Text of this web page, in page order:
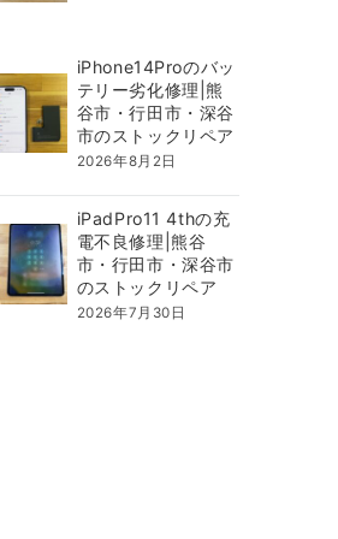
iPhone14Proのバッ
テリー劣化修理|熊
谷市・行田市・深谷
市のストックリペア
2026年8月2日
iPadPro11 4thの充
電不良修理|熊谷
市・行田市・深谷市
のストックリペア
2026年7月30日